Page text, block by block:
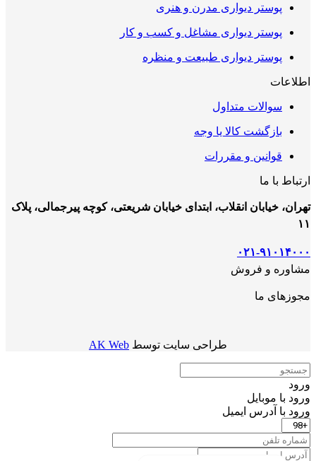
پوستر دیواری مدرن و هنری
پوستر دیواری مشاغل و کسب و کار
پوستر دیواری طبیعت و منظره
اطلاعات
سوالات متداول
بازگشت کالا یا وجه
قوانین و مقررات
ارتباط با ما
تهران، خیابان انقلاب، ابتدای خیابان شریعتی، کوچه پیرجمالی، پلاک
۱۱
۰۲۱-۹۱۰۱۴۰۰۰
مشاوره و فروش
مجوزهای ما
طراحی سایت توسط AK Web
ورود
ورود با موبایل
ورود با ‫آدرس ایمیل